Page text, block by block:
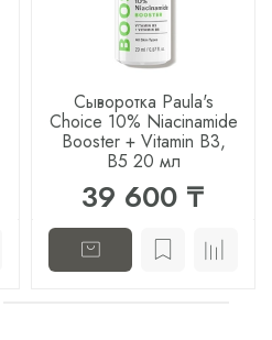
Сыворотка Paula's
Choice 10% Niacinamide
Booster + Vitamin B3,
B5 20 мл
39 600 ₸